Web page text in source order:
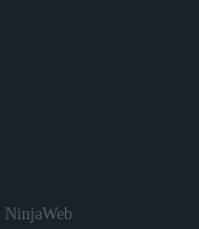
NinjaWeb